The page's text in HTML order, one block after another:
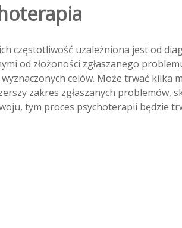
częstotliwość uzależniona jest od
od złożoności zgłaszanego
celów. Może trwać kilka
zakres zgłaszanych problemów,
tym proces psychoterapii będzie